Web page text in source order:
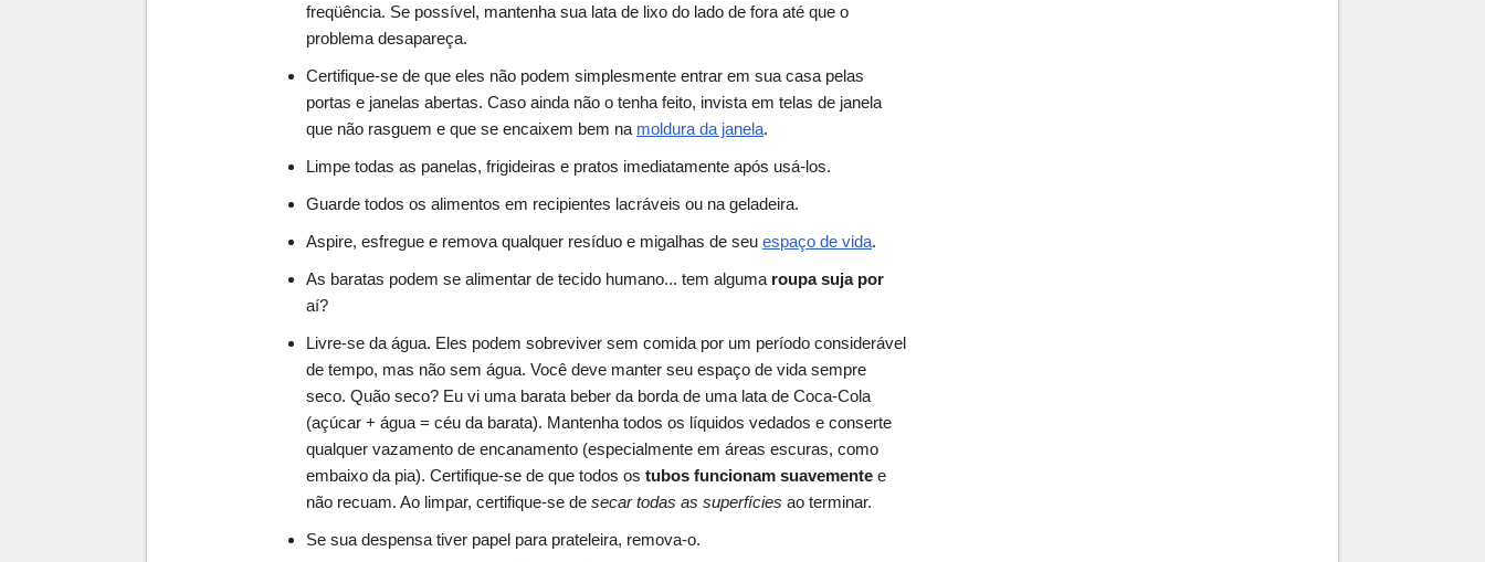
freqüência. Se possível, mantenha sua lata de lixo do lado de fora até que o
problema desapareça.
Certifique-se de que eles não podem simplesmente entrar em sua casa pelas
portas e janelas abertas. Caso ainda não o tenha feito, invista em telas de janela
que não rasguem e que se encaixem bem na moldura da janela.
Limpe todas as panelas, frigideiras e pratos imediatamente após usá-los.
Guarde todos os alimentos em recipientes lacráveis ou na geladeira.
Aspire, esfregue e remova qualquer resíduo e migalhas de seu espaço de vida.
As baratas podem se alimentar de tecido humano... tem alguma roupa suja por
aí?
Livre-se da água. Eles podem sobreviver sem comida por um período considerável
de tempo, mas não sem água. Você deve manter seu espaço de vida sempre
seco. Quão seco? Eu vi uma barata beber da borda de uma lata de Coca-Cola
(açúcar + água = céu da barata). Mantenha todos os líquidos vedados e conserte
qualquer vazamento de encanamento (especialmente em áreas escuras, como
embaixo da pia). Certifique-se de que todos os tubos funcionam suavemente e
não recuam. Ao limpar, certifique-se de secar todas as superfícies ao terminar.
Se sua despensa tiver papel para prateleira, remova-o.